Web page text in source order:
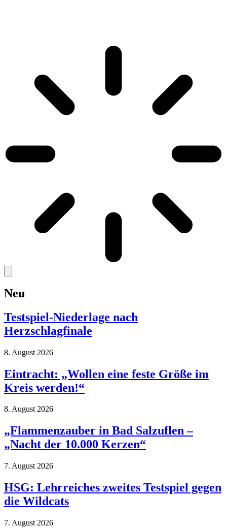
Neu
Testspiel-Niederlage nach
Herzschlagfinale
8. August 2026
Eintracht: „Wollen eine feste Größe im
Kreis werden!“
8. August 2026
„Flammenzauber in Bad Salzuflen –
„Nacht der 10.000 Kerzen“
7. August 2026
HSG: Lehrreiches zweites Testspiel gegen
die Wildcats
7. August 2026